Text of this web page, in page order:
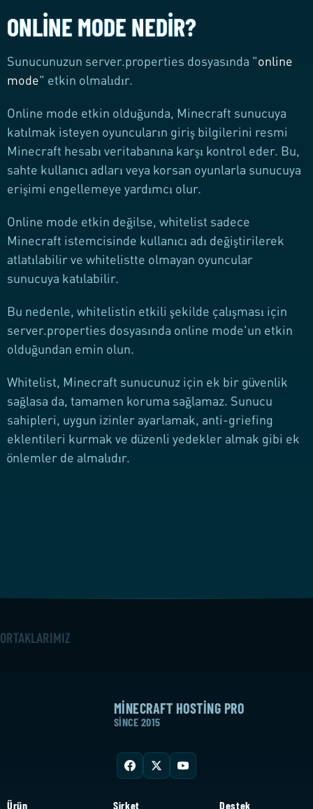
ONLINE MODE NEDIR?
Sunucunuzun server.properties dosyasında "online
mode" etkin olmalıdır.
Online mode etkin olduğunda, Minecraft sunucuya
katılmak isteyen oyuncuların giriş bilgilerini resmi
Minecraft hesabı veritabanına karşı kontrol eder. Bu,
sahte kullanıcı adları veya korsan oyunlarla sunucuya
erişimi engellemeye yardımcı olur.
Online mode etkin değilse, whitelist sadece
Minecraft istemcisinde kullanıcı adı değiştirilerek
atlatılabilir ve whitelistte olmayan oyuncular
sunucuya katılabilir.
Bu nedenle, whitelistin etkili şekilde çalışması için
server.properties dosyasında online mode'un etkin
olduğundan emin olun.
Whitelist, Minecraft sunucunuz için ek bir güvenlik
sağlasa da, tamamen koruma sağlamaz. Sunucu
sahipleri, uygun izinler ayarlamak, anti-griefing
eklentileri kurmak ve düzenli yedekler almak gibi ek
önlemler de almalıdır.
ORTAKLARIMIZ
MINECRAFT HOSTING PRO
SINCE 2015
Ürün Şirket Destek